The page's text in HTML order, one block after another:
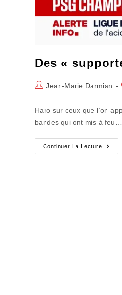
Des «
Auteur/autrice
publication :
Jean-Marie Darmian
Haro sur ceux que l’on
bandes qui ont mis à feu…
Continuer La Lecture
Des
«